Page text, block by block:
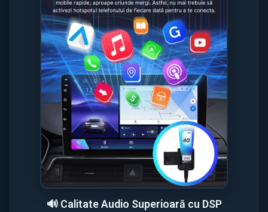
🔊 Calitate Audio Superioară cu DSP